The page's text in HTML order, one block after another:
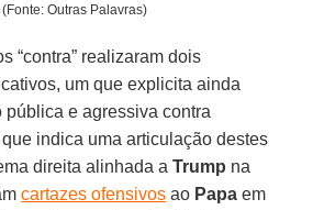
Outras Palavras)
“contra” realizaram dois
um que explicita ainda
pública e agressiva contra
indica uma articulação destes
direita alinhada aTrump na
cartazes ofensivos ao Papa em